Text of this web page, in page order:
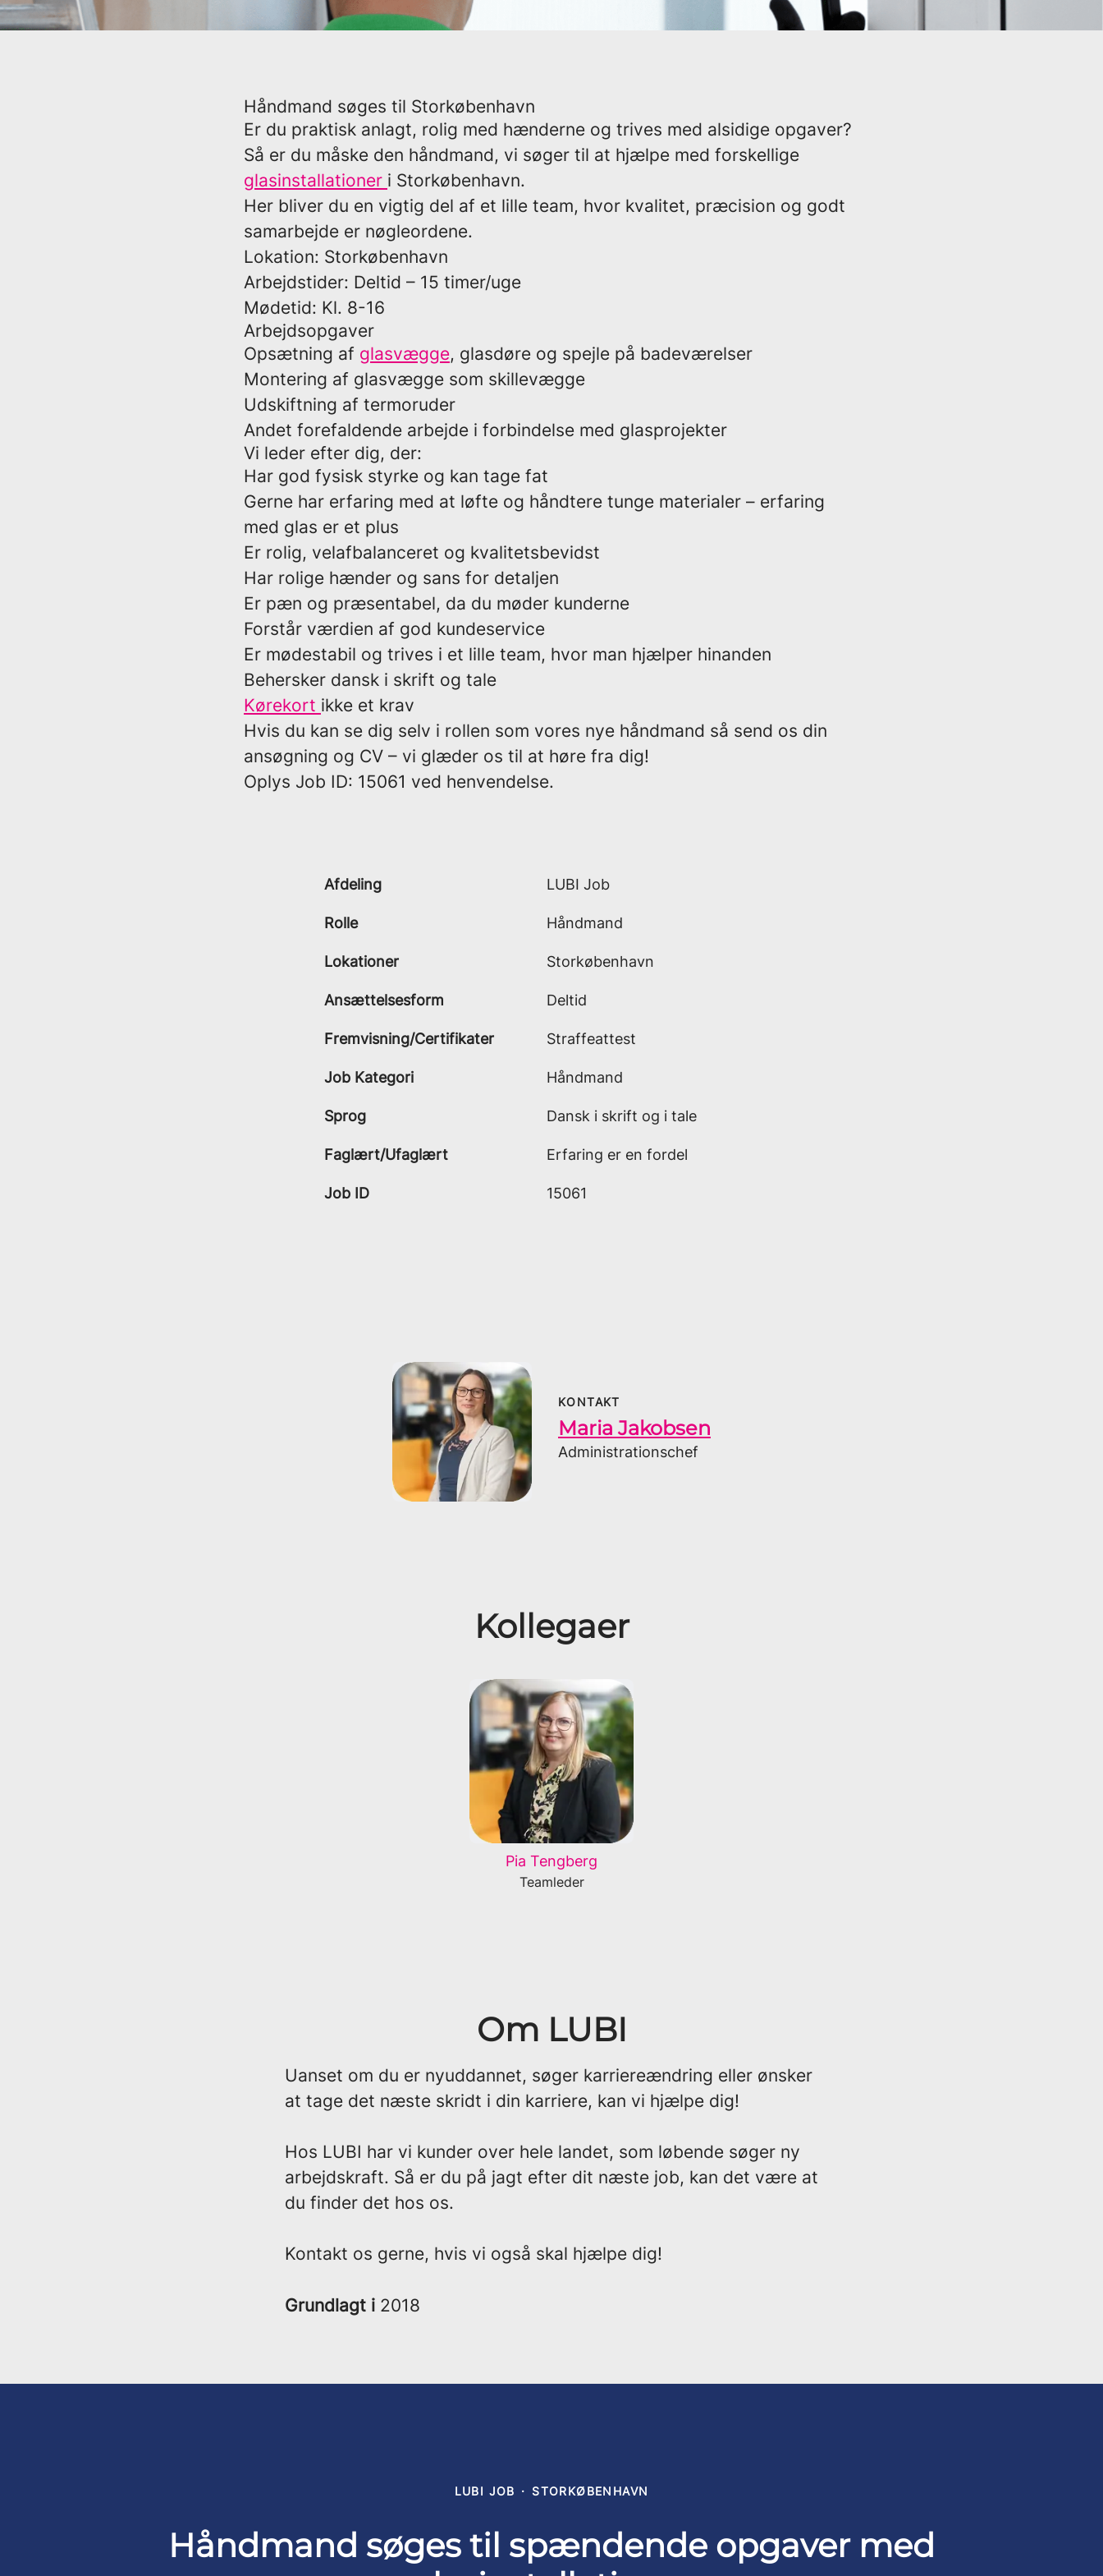
Håndmand søges til Storkøbenhavn
Er du praktisk anlagt, rolig med hænderne og trives med alsidige opgaver?
Så er du måske den håndmand, vi søger til at hjælpe med forskellige
glasinstallationer i Storkøbenhavn.
Her bliver du en vigtig del af et lille team, hvor kvalitet, præcision og godt
samarbejde er nøgleordene.
Lokation: Storkøbenhavn
Arbejdstider: Deltid – 15 timer/uge
Mødetid: Kl. 8-16
Arbejdsopgaver
Opsætning af glasvægge, glasdøre og spejle på badeværelser
Montering af glasvægge som skillevægge
Udskiftning af termoruder
Andet forefaldende arbejde i forbindelse med glasprojekter
Vi leder efter dig, der:
Har god fysisk styrke og kan tage fat
Gerne har erfaring med at løfte og håndtere tunge materialer – erfaring
med glas er et plus
Er rolig, velafbalanceret og kvalitetsbevidst
Har rolige hænder og sans for detaljen
Er pæn og præsentabel, da du møder kunderne
Forstår værdien af god kundeservice
Er mødestabil og trives i et lille team, hvor man hjælper hinanden
Behersker dansk i skrift og tale
Kørekort ikke et krav
Hvis du kan se dig selv i rollen som vores nye håndmand så send os din
ansøgning og CV – vi glæder os til at høre fra dig!
Oplys Job ID: 15061 ved henvendelse.
Afdeling LUBI Job
Rolle Håndmand
Lokationer Storkøbenhavn
Ansættelsesform Deltid
Fremvisning/Certifikater Straffeattest
Job Kategori Håndmand
Sprog Dansk i skrift og i tale
Faglært/Ufaglært Erfaring er en fordel
Job ID 15061
KONTAKT
Maria Jakobsen
Administrationschef
Kollegaer
Pia Tengberg
Teamleder
Om LUBI
Uanset om du er nyuddannet, søger karriereændring eller ønsker
at tage det næste skridt i din karriere, kan vi hjælpe dig!
Hos LUBI har vi kunder over hele landet, som løbende søger ny
arbejdskraft. Så er du på jagt efter dit næste job, kan det være at
du finder det hos os.
Kontakt os gerne, hvis vi også skal hjælpe dig!
Grundlagt i 2018
LUBI JOB · STORKØBENHAVN
Håndmand søges til spændende opgaver med